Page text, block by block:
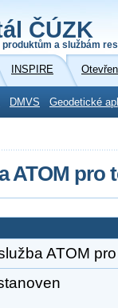
ČÚZK
a službám
INSPIRE
DMVS Geodetické
ATOM pro
ATOM